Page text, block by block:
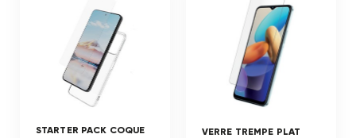
STARTER PACK COQUE
VERRE TREMPE PLAT